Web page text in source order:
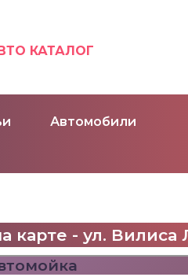
КАТАЛОГ
Автомобили
карте - ул. Вилиса